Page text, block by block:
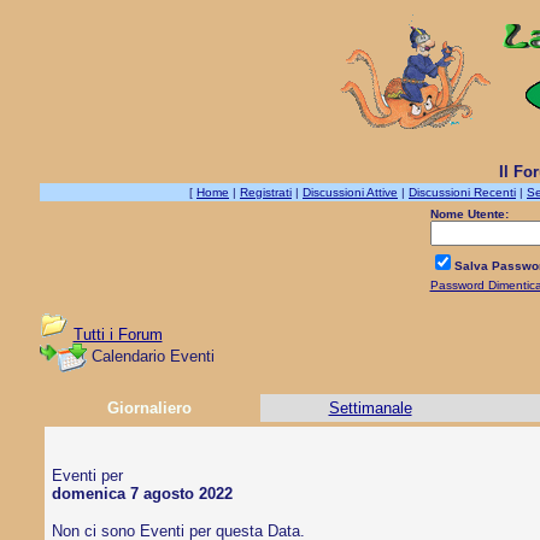
Il
[ Home | Registrati | Discussioni Attive | Discussioni Recenti |
Nome Utente:
Salva
Password
Tutti i Forum
Calendario Eventi
Giornaliero Settimanale
Eventi per
domenica 7 agosto 2022
Non ci sono Eventi per questa Data.